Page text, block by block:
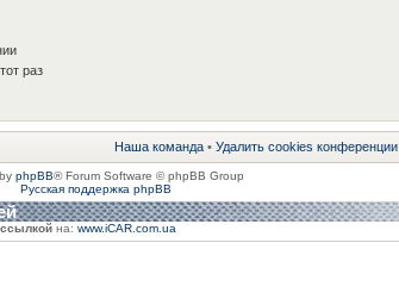
раз
Наша команда • Удалить cookies конференции
phpBB® Forum Software © phpBB Group
Русская поддержка phpBB
на: www.iCAR.com.ua